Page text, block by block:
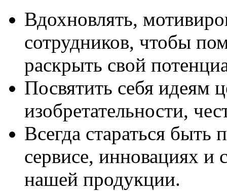
Вдохновлять,
сотрудников, чтобы
раскрыть свой
Посвятить себя идеям
изобретательности,
Всегда стараться быть
сервисе, инновациях и
нашей продукции.